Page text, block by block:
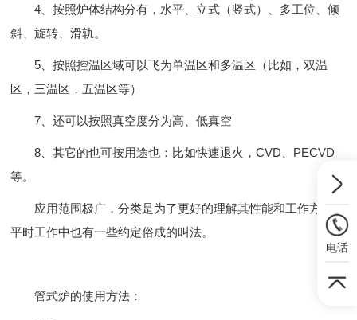
4、按照炉体结构分有，水平、立式（竖式）、多工位、倾
斜、旋转、滑轨。
5、按照控温区域可以飞为单温区和多温区（比如，双温
区，三温区，五温区等）
7、还可以按照真空度分为高、低真空
8、其它的也可按用途也：比如快速退火，CVD、PECVD
等。
应用范围极广，分类是为了更好的理解其性能和工作方式，
平时工作中也有一些约定俗成的叫法。
管式炉的使用方法：
电话